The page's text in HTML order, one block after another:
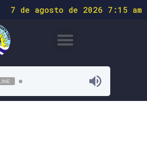
7 de agosto de 2026 7:15 am